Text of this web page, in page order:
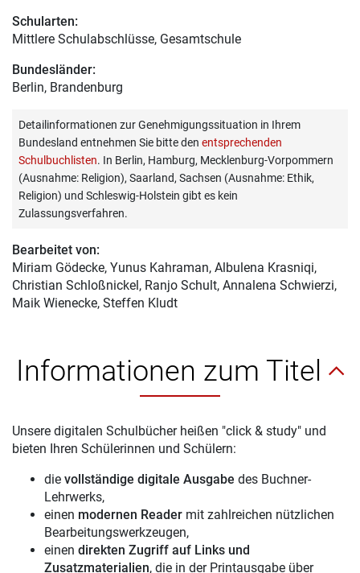
Schularten:
Mittlere Schulabschlüsse, Gesamtschule
Bundesländer:
Berlin, Brandenburg
Detailinformationen zur Genehmigungssituation in Ihrem
Bundesland entnehmen Sie bitte den entsprechenden
Schulbuchlisten. In Berlin, Hamburg, Mecklenburg-Vorpommern
(Ausnahme: Religion), Saarland, Sachsen (Ausnahme: Ethik,
Religion) und Schleswig-Holstein gibt es kein
Zulassungsverfahren.
Bearbeitet von:
Miriam Gödecke, Yunus Kahraman, Albulena Krasniqi,
Christian Schloßnickel, Ranjo Schult, Annalena Schwierzi,
Maik Wienecke, Steffen Kludt
Informationen zum Titel
Unsere digitalen Schulbücher heißen "click & study" und
bieten Ihren Schülerinnen und Schülern:
die vollständige digitale Ausgabe des Buchner-
Lehrwerks,
einen modernen Reader mit zahlreichen nützlichen
Bearbeitungswerkzeugen,
einen direkten Zugriff auf Links und
Zusatzmaterialien, die in der Printausgabe über